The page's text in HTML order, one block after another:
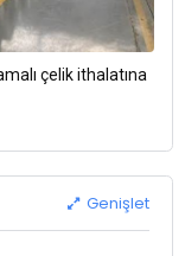
çelik ithalatına
Genişlet